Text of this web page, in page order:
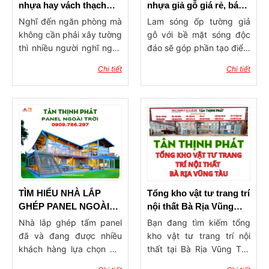
nhựa hay vách thạch
cao ngăn phòng?
Nghĩ đến ngăn phòng mà
không cần phải xây tường
thì nhiều người nghĩ ngay
biến hiện nay đó là vách
ngăn nhựa và vách thạch
cao. Vậy nên dùng vách
ngăn nhựa hay vách
thạch cao ngăn phòng?
Hãy cùng vật tư Tân
Thịnh Phát tham khảo qua
bài viết dưới đây để tìm ra
giải pháp làm vách ngăn
phòng phù hợp nhẩt cho
ngôi nhà của mình nhé!
Chi tiết
nhựa giả gỗ giá rẻ, báo
giá lam ốp tường, trần
Lam sóng ốp tường giả
gỗ với bề mặt sóng độc
đáo sẽ góp phần tạo điểm
trình xây dựng. Sản phẩm
có tính ứng dụng rộng rãi,
được dùng trong trang trí
ốp tường, ốp trần với ưu
điểm độ bền cao, khả
năng chống chịu thời tiết
tốt, mang đến không gian
sống tinh tế, hiện đại và
đẳng cấp.
Chi tiết
TÌM HIỂU NHÀ LẮP
GHÉP PANEL NGOÀI
TRỜI
Nhà lắp ghép tấm panel
đã và đang được nhiều
khách hàng lựa chọn bởi
Tổng kho vật tư trang trí
nội thất Bà Rịa Vũng
Tàu – Uy tín, đa dạng,
giá tận gốc
Bạn đang tìm kiếm tổng
kho vật tư trang trí nội
thất tại Bà Rịa Vũng Tàu